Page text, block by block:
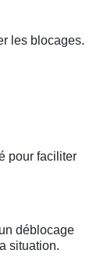
les blocages.
pour faciliter
déblocage
situation.